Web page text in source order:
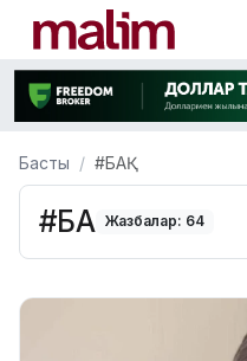
Басты #БАҚ
#БАҚ Жазбалар: 64